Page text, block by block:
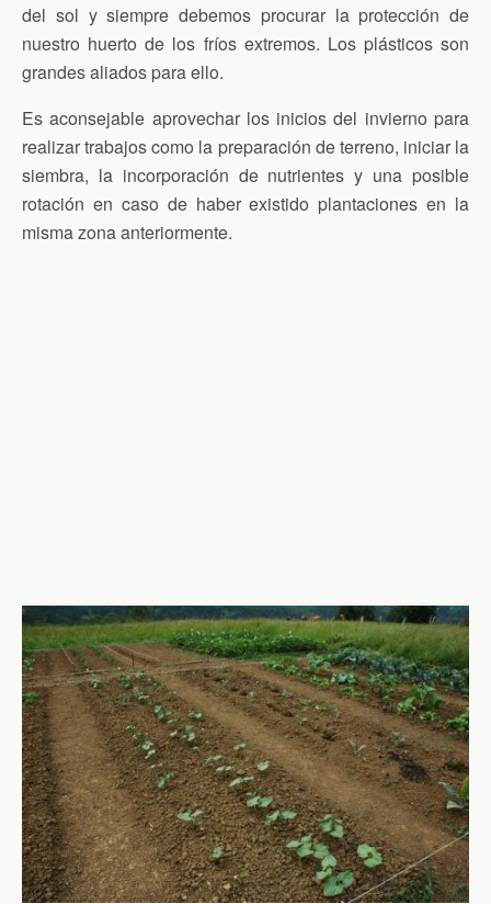
del sol y siempre debemos procurar la protección de
nuestro huerto de los fríos extremos. Los plásticos son
grandes aliados para ello.
Es aconsejable aprovechar los inicios del invierno para
realizar trabajos como la preparación de terreno, iniciar la
siembra, la incorporación de nutrientes y una posible
rotación en caso de haber existido plantaciones en la
misma zona anteriormente.